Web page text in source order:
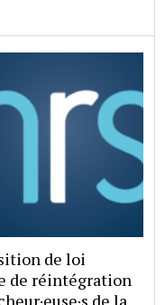
de loi
de réintégration